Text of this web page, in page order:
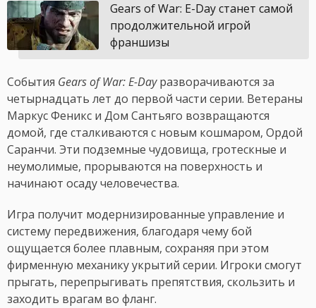
Gears of War: E-Day станет самой
продолжительной игрой
франшизы
События Gears of War: E-Dayразворачиваются за
четырнадцать лет до первой части серии. Ветераны
Маркус Феникс и Дом Сантьяго возвращаются
домой, где сталкиваются с новым кошмаром, Ордой
Саранчи. Эти подземные чудовища, гротескные и
неумолимые, прорываются на поверхность и
начинают осаду человечества.
Игра получит модернизированные управление и
систему передвижения, благодаря чему бой
ощущается более плавным, сохраняя при этом
фирменную механику укрытий серии. Игроки смогут
прыгать, перепрыгивать препятствия, скользить и
заходить врагам во фланг.